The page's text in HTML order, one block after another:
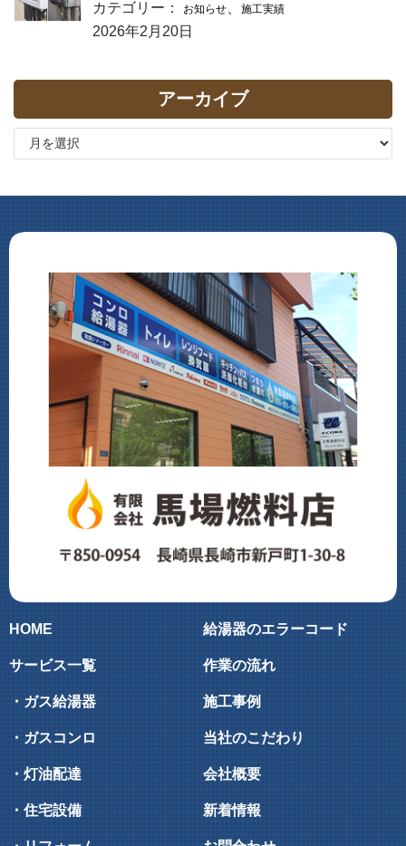
カテゴリー：
お知らせ、 施工実績
2026年2月20日
アーカイブ
HOME
サービス一覧
・ガス給湯器
・ガスコンロ
・灯油配達
・住宅設備
給湯器のエラーコード
作業の流れ
施工事例
当社のこだわり
会社概要
新着情報